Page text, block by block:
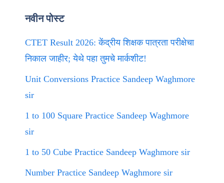
नवीन पोस्ट
CTET Result 2026: केंद्रीय शिक्षक पात्रता परीक्षेचा
निकाल जाहीर; येथे पहा तुमचे मार्कशीट!
Unit Conversions Practice Sandeep Waghmore
sir
1 to 100 Square Practice Sandeep Waghmore
sir
1 to 50 Cube Practice Sandeep Waghmore sir
Number Practice Sandeep Waghmore sir